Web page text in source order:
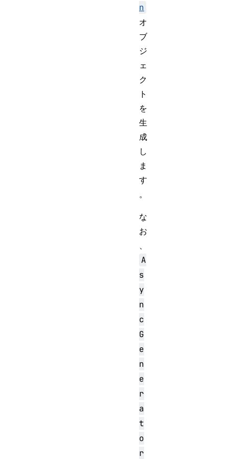
n
オ
ブ
ジ
ェ
ク
ト
を
生
成
し
ま
す
。
な
お
、
A
s
y
n
c
G
e
n
e
r
a
t
o
r